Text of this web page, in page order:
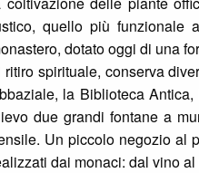
quello più funzionale
dotato oggi di una
ritiro spirituale, conserva
la Biblioteca
due grandi fontane a
Un piccolo negozio al
dai monaci: dal vino